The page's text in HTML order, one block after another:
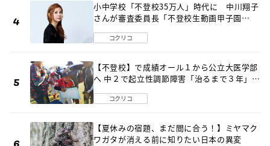
小中学校「不登校35万人」時代に 中川翔子
さんが審査委員長「不登校生動画甲子園
コクリコ
【不登校】で成績オール１から公立大医学部
へ 中２で起立性調節障害「治るまで３年」の
コクリコ
【夏休みの宿題、まだ間に合う！】ミヤマク
ワガタが消える前に知りたい日本の異変